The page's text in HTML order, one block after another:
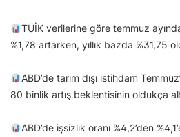
TÜİK verilerine göre temmuz
%1,78 artarken, yıllık bazda %31,75
ABD’de tarım dışı istihdam
80 binlik artış beklentisinin oldukça
ABD’de işsizlik oranı %4,2’den